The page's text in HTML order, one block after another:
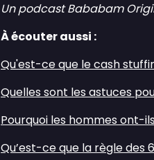
Un podcast Bababam
À écouter aussi :
⁠Qu'est-ce que le cash
⁠Quelles sont les astuces
⁠⁠⁠⁠Pourquoi les hommes ont-
⁠Qu’est-ce que la règle des